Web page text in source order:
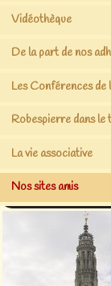
Vidéothèque
De la part de nos
Les Conférences de
Robespierre dans le
La vie associative
Nos sites amis